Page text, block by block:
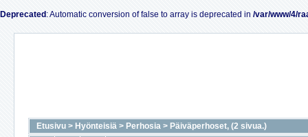
Deprecated : Automatic conversion of false to array is deprecated in /var/www/4/
Etusivu > Hyönteisiä > Perhosia > Päiväperhoset, (2 sivua.)